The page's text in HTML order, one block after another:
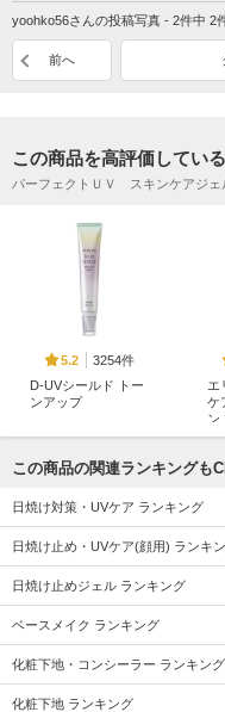
yoohko56さんの投稿写真 - 2件中 2
前へ
この商品を高評価してい
パーフェクトＵＶ スキンケアジ
5.2
3254件
D-UVシールド トー
ンアップ
エ
ケ
ン
＋
エ
プ ローズ+
ラ ロッシュ ポゼ
この商品の関連ランキングも
日焼け対策・UVケア ランキング
日焼け止め・UVケア(顔用) ランキ
日焼け止めジェル ランキング
ベースメイク ランキング
化粧下地・コンシーラー ランキング
化粧下地 ランキング